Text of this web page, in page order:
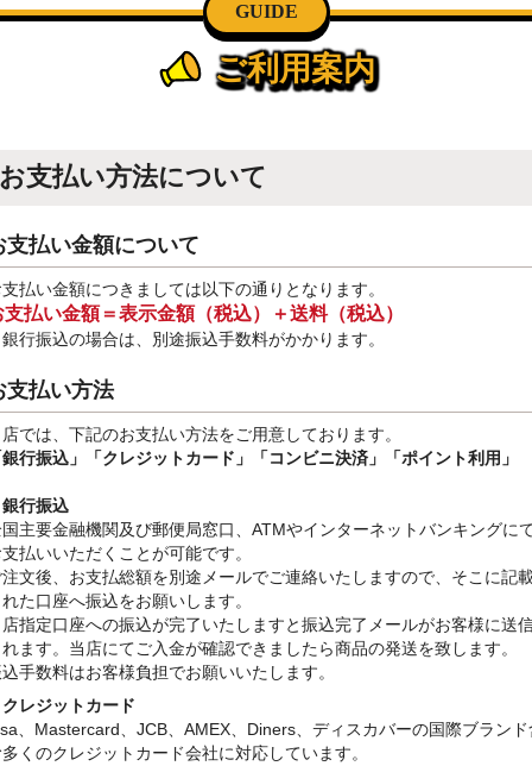
GUIDE
ご利用案内
お支払い方法について
支払い金額について
払い金額につきましては以下の通りとなります。
支払い金額＝表示金額（税込）＋送料（税込）
行振込の場合は、別途振込手数料がかかります。
支払い方法
では、下記のお支払い方法をご用意しております。
行振込」
「クレジットカード」「コンビニ決済」「ポイント利用」
行振込
主要金融機関及び郵便局窓口、ATMやインターネットバンキングに
払いいただくことが可能です。
文後、お支払総額を別途メールでご連絡いたしますので、そこに記
た口座へ振込をお願いします。
指定口座への振込が完了いたしますと振込完了メールがお客様に送
ます。当店にてご入金が確認できましたら商品の発送を致します。
手数料はお客様負担でお願いいたします。
レジットカード
、Mastercard、JCB、AMEX、Diners、ディスカバーの国際ブランド
くのクレジットカード会社に対応しています。